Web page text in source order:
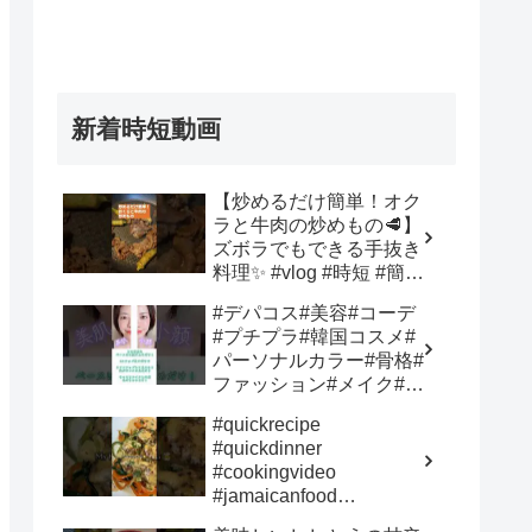
新着時短動画
【炒めるだけ簡単！オク
ラと牛肉の炒めもの🥩】
ズボラでもできる手抜き
料理✨ #vlog #時短 #簡単
peace japan
#デパコス#美容#コーデ
#プチプラ#韓国コスメ#
パーソナルカラー#骨格#
ファッション#メイク#メ
い#韓国#痩せる#トレン
ド#2026#大阪#デニム#
おしゃれ#ヘア#モテ#心
斎橋 – Grand Color
#quickrecipe
#quickdinner
#cookingvideo
#jamaicanfood